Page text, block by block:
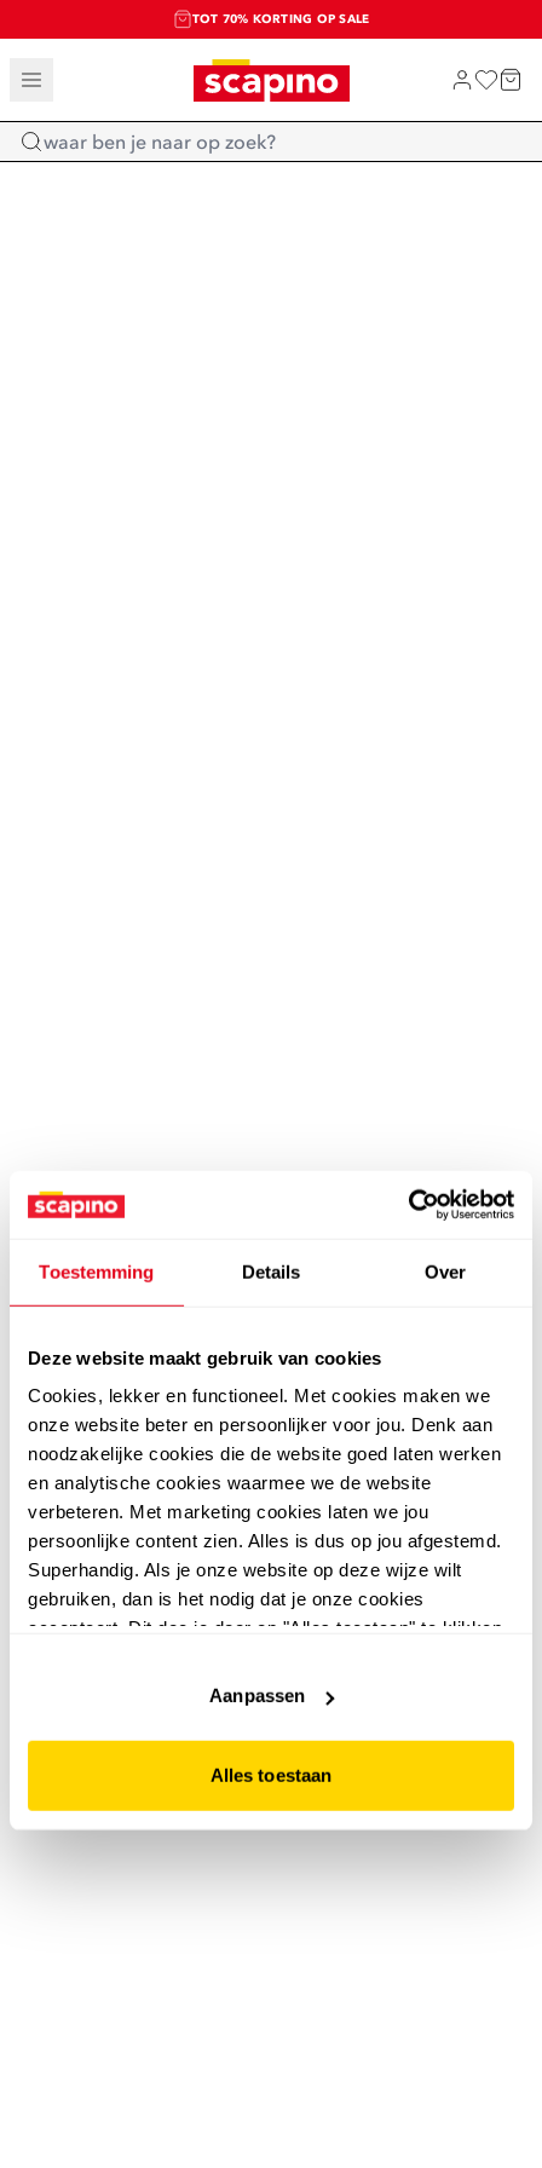
Toestemming Details Over
Deze website maakt gebruik van cookies
Cookies, lekker en functioneel. Met cookies maken we
onze website beter en persoonlijker voor jou. Denk aan
noodzakelijke cookies die de website goed laten werken
en analytische cookies waarmee we de website
verbeteren. Met marketing cookies laten we jou
persoonlijke content zien. Alles is dus op jou afgestemd.
Superhandig. Als je onze website op deze wijze wilt
gebruiken, dan is het nodig dat je onze cookies
accepteert. Dit doe je door op "Alles toestaan" te klikken.
website niet optimaal functioneert.
Aanpassen
Alles toestaan
TOT 70% KORTING OP SALE
SALE: LAATSTE KANS!
SHOP NIEUW
Home